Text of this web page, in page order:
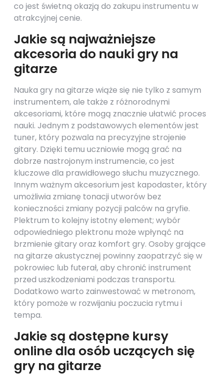
co jest świetną okazją do zakupu instrumentu w
atrakcyjnej cenie.
Jakie są najważniejsze
akcesoria do nauki gry na
gitarze
Nauka gry na gitarze wiąże się nie tylko z samym
instrumentem, ale także z różnorodnymi
akcesoriami, które mogą znacznie ułatwić proces
nauki. Jednym z podstawowych elementów jest
tuner, który pozwala na precyzyjne strojenie
gitary. Dzięki temu uczniowie mogą grać na
dobrze nastrojonym instrumencie, co jest
kluczowe dla prawidłowego słuchu muzycznego.
Innym ważnym akcesorium jest kapodaster, który
umożliwia zmianę tonacji utworów bez
konieczności zmiany pozycji palców na gryfie.
Plektrum to kolejny istotny element; wybór
odpowiedniego plektronu może wpłynąć na
brzmienie gitary oraz komfort gry. Osoby grające
na gitarze akustycznej powinny zaopatrzyć się w
pokrowiec lub futerał, aby chronić instrument
przed uszkodzeniami podczas transportu.
Dodatkowo warto zainwestować w metronom,
który pomoże w rozwijaniu poczucia rytmu i
tempa.
Jakie są dostępne kursy
online dla osób uczących się
gry na gitarze